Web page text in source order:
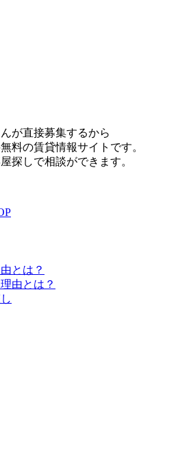
が直接募集するから
料の賃貸情報サイトです。
探しで相談ができます。
とは？
由とは？